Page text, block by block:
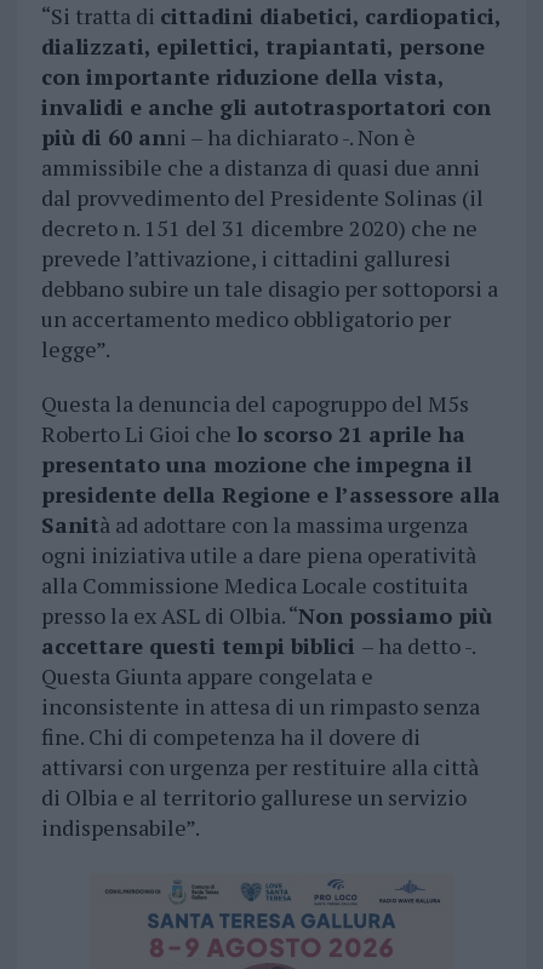
“Si tratta di cittadini diabetici, cardiopatici,
dializzati, epilettici, trapiantati, persone
con importante riduzione della vista,
invalidi e anche gli autotrasportatori con
più di 60 anni – ha dichiarato -. Non è
ammissibile che a distanza di quasi due anni
dal provvedimento del Presidente Solinas (il
decreto n. 151 del 31 dicembre 2020) che ne
prevede l’attivazione, i cittadini galluresi
debbano subire un tale disagio per sottoporsi a
un accertamento medico obbligatorio per
legge”.
Questa la denuncia del capogruppo del M5s
Roberto Li Gioi che lo scorso 21 aprile ha
presentato una mozione che impegna il
presidente della Regione e l’assessore alla
Sanità ad adottare con la massima urgenza
ogni iniziativa utile a dare piena operatività
alla Commissione Medica Locale costituita
presso la ex ASL di Olbia. “Non possiamo più
accettare questi tempi biblici – ha detto -.
Questa Giunta appare congelata e
inconsistente in attesa di un rimpasto senza
fine. Chi di competenza ha il dovere di
attivarsi con urgenza per restituire alla città
di Olbia e al territorio gallurese un servizio
indispensabile”.